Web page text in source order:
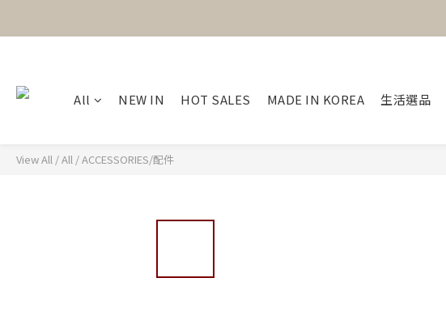
All NEW IN HOT SALES MADE IN KOREA 生活選品
View All /All /ACCESSORIES/配件